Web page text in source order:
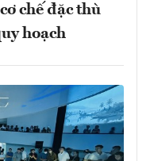
chế đặc thù
hoạch